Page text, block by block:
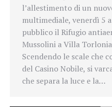
l’allestimento di un
multimediale, venerdì 5
pubblico il Rifugio
Mussolini a Villa
Scendendo le scale che
del Casino Nobile, si
che separa la luce e la…